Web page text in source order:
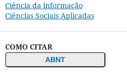
Ciência da informação
Ciências Sociais Aplicadas
COMO CITAR
ABNT